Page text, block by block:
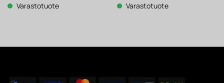
106 €.
Varastotuote 88 €.
Varastotuote